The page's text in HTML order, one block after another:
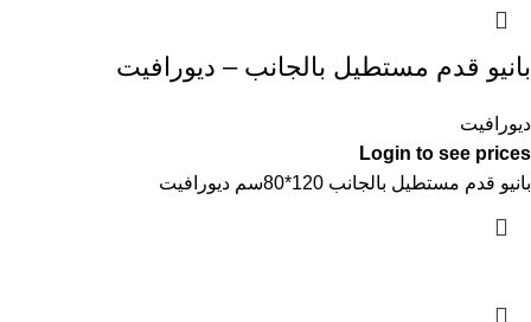
بانيو قدم مستطيل بالجانب – ديورافيت
ديورافيت
Login to see prices
بانيو قدم مستطيل بالجانب 120*80سم ديورافيت